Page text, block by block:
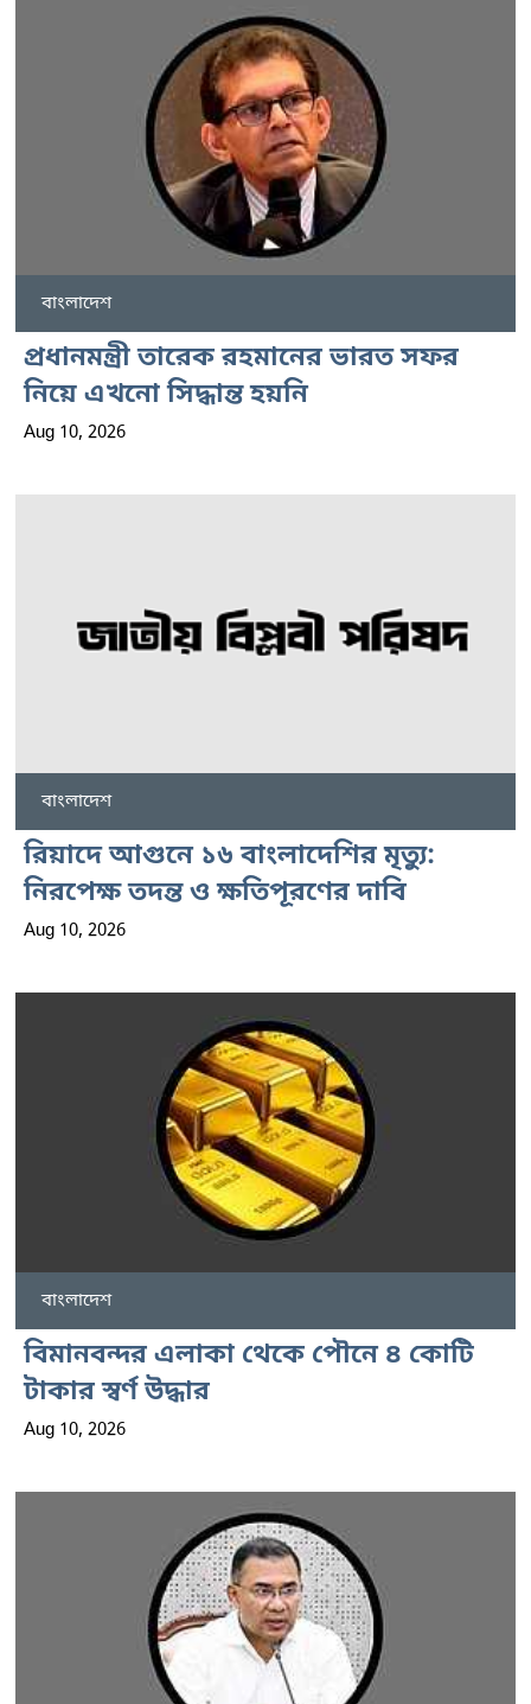
বাংলাদেশ
প্রধানমন্ত্রী তারেক রহমানের ভারত সফর
নিয়ে এখনো সিদ্ধান্ত হয়নি
Aug 10, 2026
বাংলাদেশ
রিয়াদে আগুনে ১৬ বাংলাদেশির মৃত্যু:
নিরপেক্ষ তদন্ত ও ক্ষতিপূরণের দাবি
Aug 10, 2026
বাংলাদেশ
বিমানবন্দর এলাকা থেকে পৌনে ৪ কোটি
টাকার স্বর্ণ উদ্ধার
Aug 10, 2026